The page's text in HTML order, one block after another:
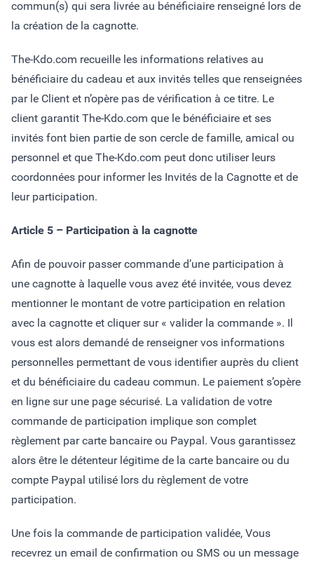
commun(s) qui sera livrée au bénéficiaire renseigné lors de
la création de la cagnotte.
The-Kdo.com recueille les informations relatives au
bénéficiaire du cadeau et aux invités telles que renseignées
par le Client et n’opère pas de vérification à ce titre. Le
client garantit The-Kdo.com que le bénéficiaire et ses
invités font bien partie de son cercle de famille, amical ou
personnel et que The-Kdo.com peut donc utiliser leurs
coordonnées pour informer les Invités de la Cagnotte et de
leur participation.
Article 5 – Participation à la cagnotte
Afin de pouvoir passer commande d’une participation à
une cagnotte à laquelle vous avez été invitée, vous devez
mentionner le montant de votre participation en relation
avec la cagnotte et cliquer sur « valider la commande ». Il
vous est alors demandé de renseigner vos informations
personnelles permettant de vous identifier auprès du client
et du bénéficiaire du cadeau commun. Le paiement s’opère
en ligne sur une page sécurisé. La validation de votre
commande de participation implique son complet
règlement par carte bancaire ou Paypal. Vous garantissez
alors être le détenteur légitime de la carte bancaire ou du
compte Paypal utilisé lors du règlement de votre
participation.
Une fois la commande de participation validée, Vous
recevrez un email de confirmation ou SMS ou un message